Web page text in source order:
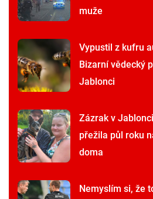
muže
Vypustil z kufru
Bizarní vědecký
Jablonci
Zázrak v
přežila půl roku
doma
Nemyslím si, že